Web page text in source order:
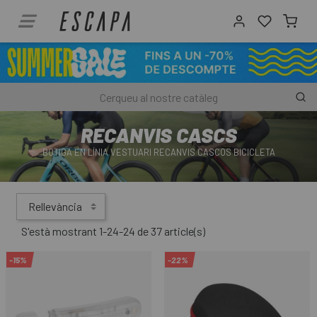
RECANVIS CASCS
BOTIGA EN LÍNIA VESTUARI RECANVIS CASCOS BICICLETA
Rellevància
S'està mostrant 1-24-24 de 37 article(s)
-15% -22%